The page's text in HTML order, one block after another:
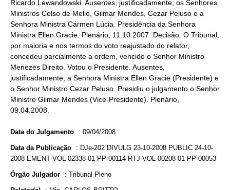
Ricardo Lewandowski. Ausentes, justificadamente, os Senhores
Ministros Celso de Mello, Gilmar Mendes, Cezar Peluso e a
Senhora Ministra Cármen Lúcia. Presidência da Senhora
Ministra Ellen Gracie. Plenário, 11.10.2007. Decisão: O Tribunal,
por maioria e nos termos do voto reajustado do relator,
concedeu parcialmente a ordem, vencido o Senhor Ministro
Menezes Direito. Votou o Presidente. Ausentes,
justificadamente, a Senhora Ministra Ellen Gracie (Presidente) e
o Senhor Ministro Cezar Peluso. Presidiu o julgamento o Senhor
Ministro Gilmar Mendes (Vice-Presidente). Plenário,
09.04.2008.
Data do Julgamento : 09/04/2008
Data da Publicação : DJe-202 DIVULG 23-10-2008 PUBLIC 24-10-
2008 EMENT VOL-02338-01 PP-00114 RTJ VOL-00208-01 PP-00053
Órgão Julgador : Tribunal Pleno